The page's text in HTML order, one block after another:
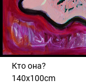
Кто она?
140x100cm